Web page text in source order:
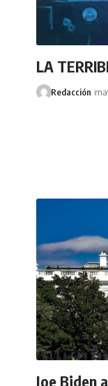
LA
Redacción
Joe Biden